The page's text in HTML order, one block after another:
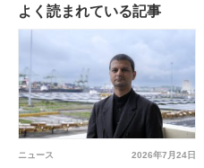
よく読まれている記事
2026年7月24日
ニュース